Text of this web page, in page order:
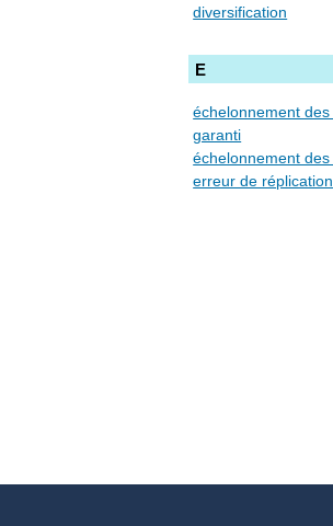
diversification
E
échelonnement des
garanti
échelonnement
erreur de réplication